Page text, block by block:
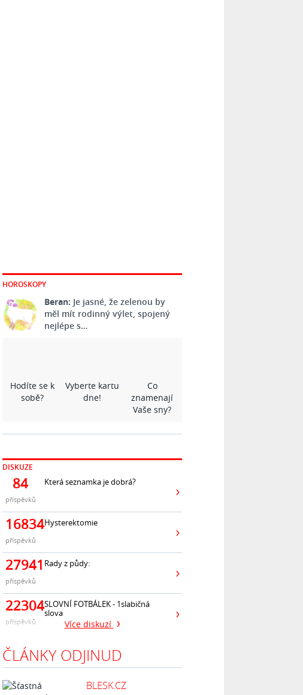
HOROSKOPY
Beran: Je jasné, že zelenou by
měl mít rodinný výlet, spojený
nejlépe s…
Hodíte se k
sobě?
Vyberte kartu
dne!
Co
znamenají
Vaše sny?
DISKUZE
84
příspěvků
Která seznamka je dobrá?
16834
příspěvků
Hysterektomie
27941
příspěvků
Rady z půdy:
22304
příspěvků
SLOVNÍ FOTBÁLEK - 1slabičná
slova
Více diskuzí
ČLÁNKY ODJINUD
BLESK.CZ